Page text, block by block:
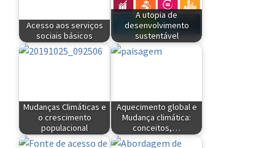
Acesso aos serviços
sociais básicos
A utopia de
desenvolvimento
sustentável
Mudanças Climáticas e
o crescimento
populacional
Aquecimento global e
Mudança climática:
conceitos,…